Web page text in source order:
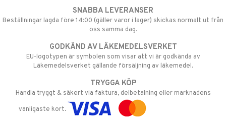
SNABBA LEVERANSER
Beställningar lagda före 14:00 (gäller varor i lager) skickas normalt ut från
oss samma dag.
GODKÄND AV LÄKEMEDELSVERKET
EU-logotypen är symbolen som visar att vi är godkända av
Läkemedelsverket gällande försäljning av läkemedel.
TRYGGA KÖP
Handla tryggt & säkert via faktura, delbetalning eller marknadens
vanligaste kort.